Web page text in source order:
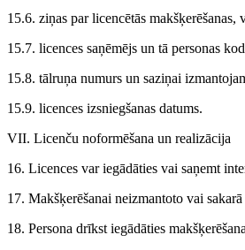
15.6. ziņas par licencētās
15.7. licences saņēmējs un tā personas
15.8. tālruņa numurs un saziņai
15.9. licences izsniegšanas datums.
VII. Licenču noformēšana un realizācija
16. Licences var iegādāties vai saņemt
17. Makšķerēšanai neizmantoto vai
18. Persona drīkst iegādāties